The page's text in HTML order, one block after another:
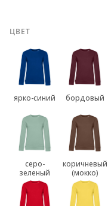
ЦВЕТ
ярко-синий бордовый
серо-
зеленый
коричневый
(мокко)